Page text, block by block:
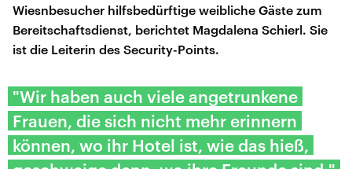
Wiesnbesucher hilfsbedürftige weibliche Gäste zum
Bereitschaftsdienst, berichtet Magdalena Schierl. Sie
ist die Leiterin des Security-Points.
"Wir haben auch viele angetrunkene
Frauen, die sich nicht mehr erinnern
können, wo ihr Hotel ist, wie das hieß,